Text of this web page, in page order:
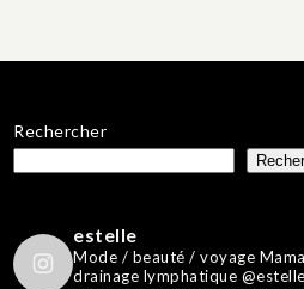
Rechercher
estelle
Mode / beauté / voyage
drainage lymphatique